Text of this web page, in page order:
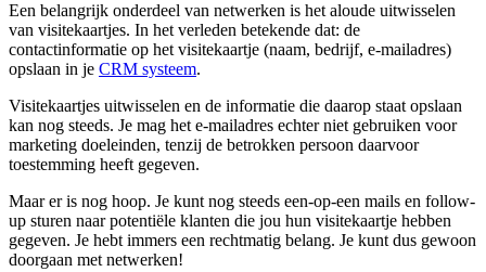
Een belangrijk onderdeel van netwerken is het aloude uitwisselen
van visitekaartjes. In het verleden betekende dat: de
contactinformatie op het visitekaartje (naam, bedrijf, e-mailadres)
opslaan in je CRM systeem.
Visitekaartjes uitwisselen en de informatie die daarop staat opslaan
kan nog steeds. Je mag het e-mailadres echter niet gebruiken voor
marketing doeleinden, tenzij de betrokken persoon daarvoor
toestemming heeft gegeven.
Maar er is nog hoop. Je kunt nog steeds een-op-een mails en follow-
up sturen naar potentiële klanten die jou hun visitekaartje hebben
gegeven. Je hebt immers een rechtmatig belang. Je kunt dus gewoon
doorgaan met netwerken!